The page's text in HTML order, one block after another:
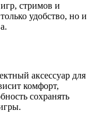
стримов и
удобство, но и
аксессуар для
комфорт,
сохранять